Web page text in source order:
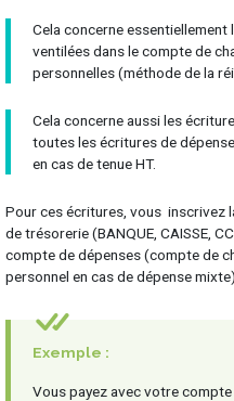
Cela concerne essentiellement
ventilées dans le compte de
personnelles (méthode de la
Cela concerne aussi les
toutes les écritures de
en cas de tenue HT.
Pour ces écritures, vous inscrivez
de trésorerie (BANQUE, CAISSE,
compte de dépenses (compte de
personnel en cas de dépense mixte).
Exemple :
Vous payez avec votre